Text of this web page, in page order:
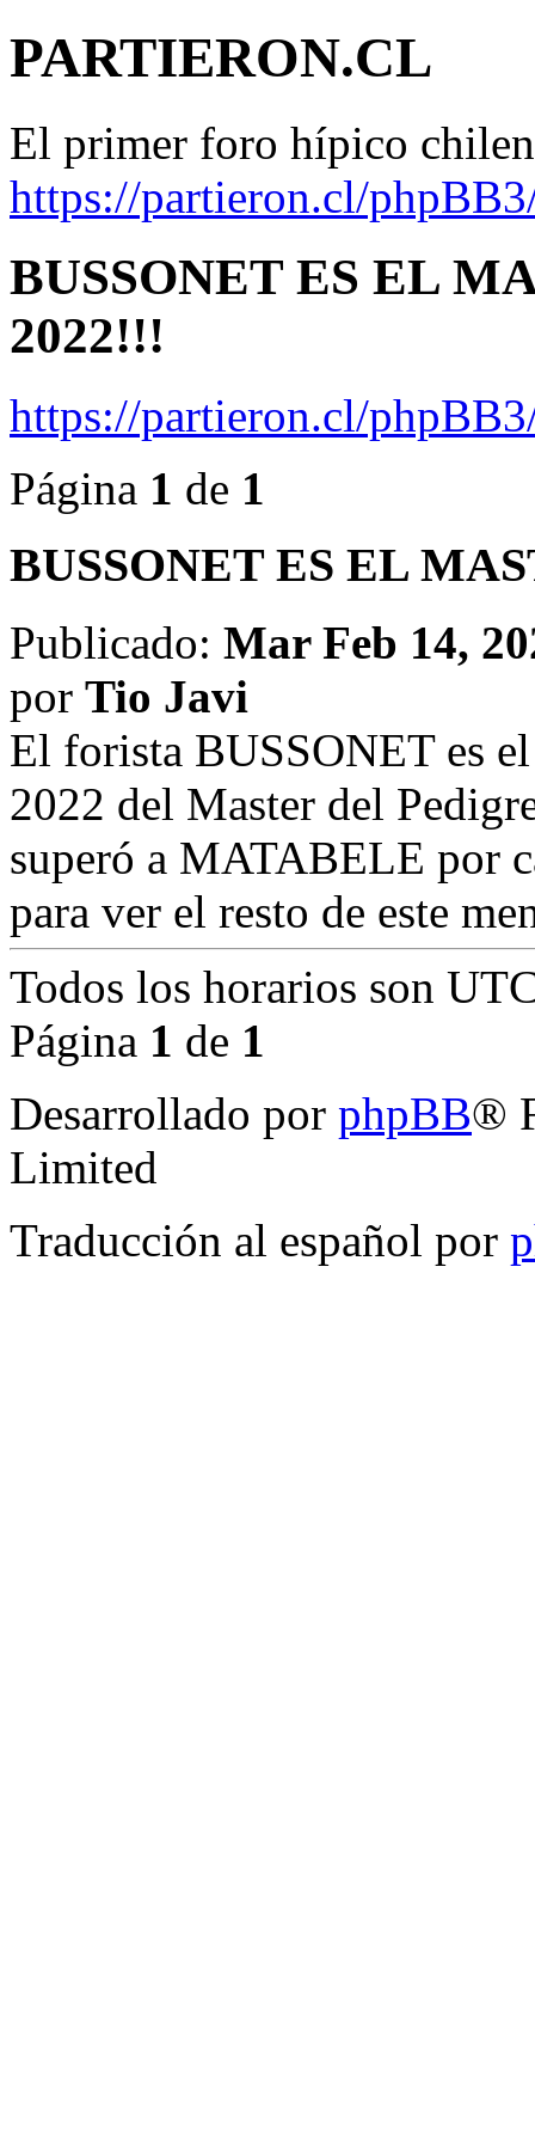
PARTIERON.CL
El primer foro hípico
https://partieron.cl/
BUSSONET ES EL
2022!!!
https://partieron.cl/
Página 1 de 1
BUSSONET ES EL
Publicado: Mar Feb 14,
por Tio Javi
El forista BUSSONET es
2022 del Master del
superó a MATABELE por
para ver el resto de este
Todos los horarios son
Página 1 de 1
Desarrollado por phpBB®
Limited
Traducción al español por